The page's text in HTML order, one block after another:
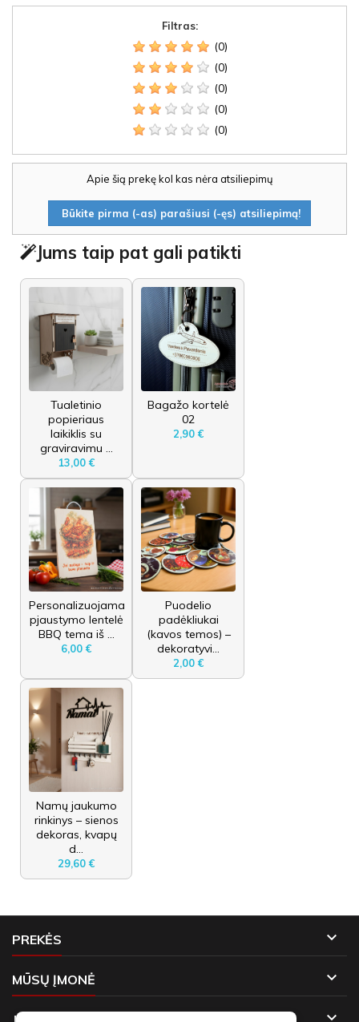
Filtras:
(0)
(0)
(0)
(0)
(0)
Apie šią prekę kol kas nėra atsiliepimų
Būkite pirma (-as) parašiusi (-ęs) atsiliepimą!
Jums taip pat gali patikti
Tualetinio
popieriaus
laikiklis su
graviravimu ...
13,00 €
Bagažo kortelė
02
2,90 €
Personalizuojama
pjaustymo lentelė
BBQ tema iš ...
6,00 €
Puodelio
padėkliukai
(kavos temos) –
dekoratyvi...
2,00 €
Namų jaukumo
rinkinys – sienos
dekoras, kvapų
d...
29,60 €
PREKĖS 
MŪSŲ ĮMONĖ 
